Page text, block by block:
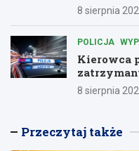
8 sierpnia
POLICJA
Kierowca
8 sierpnia
Przeczytaj także